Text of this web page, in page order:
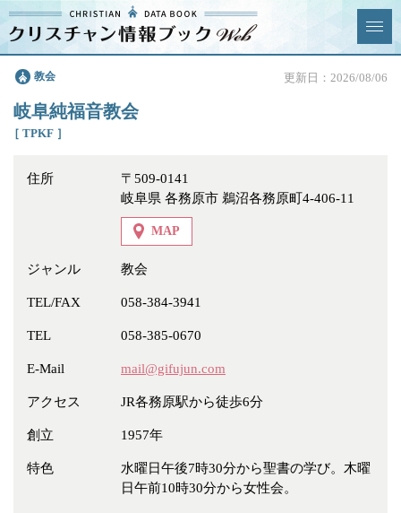
クリスチャン
情報ブックとは
News & Topics
よくあるご質問
教会
特別集会奉仕者 医療・福祉
冠婚葬祭 各種団体
教団教派
お店・企業・その他
教会 更新日：2026/08/06
岐阜純福音教会
［ TPKF ］
住所
〒509-0141
岐阜県 各務原市 鵜沼各務原町4-406-11
MAP
ジャンル 教会
TEL/FAX 058-384-3941
TEL 058-385-0670
E-Mail mail@gifujun.com
アクセス JR各務原駅から徒歩6分
創立 1957年
特色
水曜日午後7時30分から聖書の学び。木曜
日午前10時30分から女性会。